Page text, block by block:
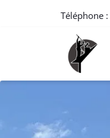
Téléphone :